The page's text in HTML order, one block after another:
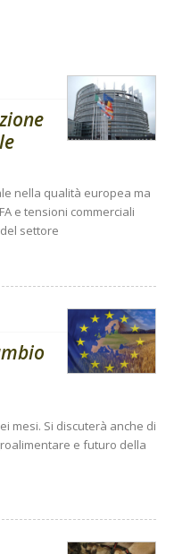
nella qualità europea ma
e tensioni commerciali
settore
mesi. Si discuterà anche di
e futuro della